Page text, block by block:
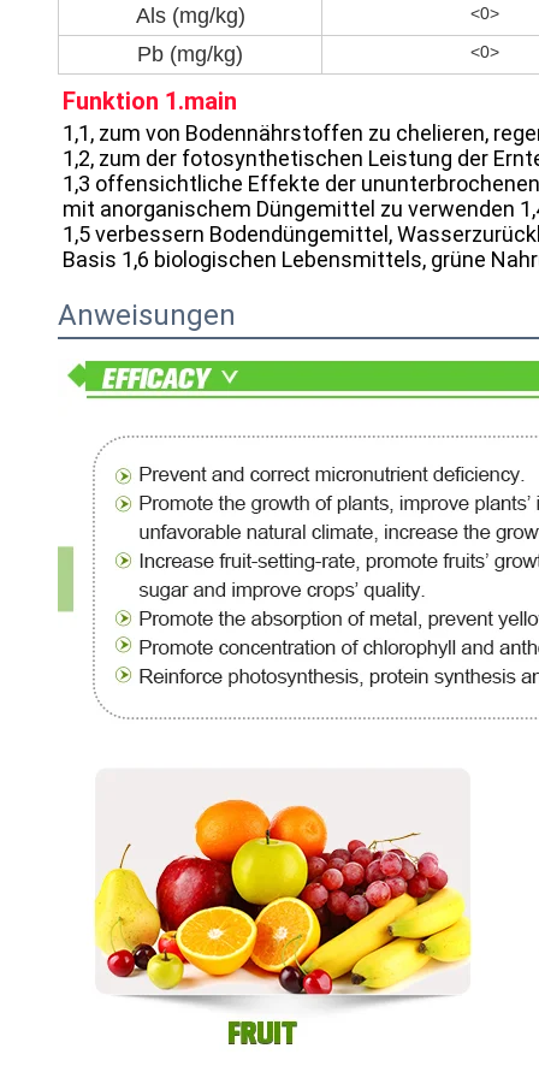
Als (mg/kg) <0>
Pb (mg/kg) <0>
Funktion 1.main
1,1, zum von Bodennährstoffen zu chelieren,
1,2, zum der fotosynthetischen Leistung der
1,3 offensichtliche Effekte der
mit anorganischem Düngemittel zu verwenden
1,5 verbessern Bodendüngemittel,
Basis 1,6 biologischen Lebensmittels, grüne
Anweisungen